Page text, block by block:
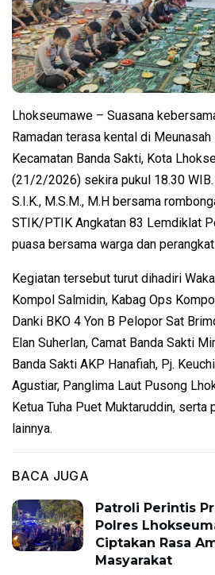
Lhokseumawe – Suasana
Ramadan terasa kental di
Kecamatan Banda Sakti, Kota
(21/2/2026) sekira pukul 18.30 WIB.
S.I.K., M.S.M., M.H bersama
STIK/PTIK Angkatan 83 Lemdiklat
puasa bersama warga dan
Kegiatan tersebut turut dihadiri
Kompol Salmidin, Kabag Ops
Danki BKO 4 Yon B Pelopor Sat
Elan Suherlan, Camat Banda Sakti
Banda Sakti AKP Hanafiah, Pj.
Agustiar, Panglima Laut Pusong
Ketua Tuha Puet Muktaruddin, serta
lainnya.
BACA JUGA
Patroli Perintis
Polres
Ciptakan Rasa
Masyarakat